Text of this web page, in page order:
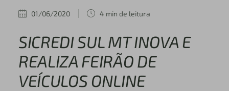
01/06/2020 4 min de leitura
SICREDI SUL MT INOVA E
REALIZA FEIRÃO DE
VEÍCULOS ONLINE